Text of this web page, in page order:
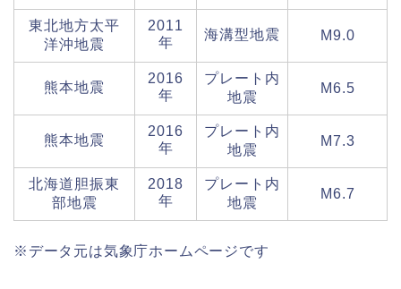
東北地方太平
洋沖地震
2011
年
海溝型地震 M9.0
熊本地震
2016
年
プレート内
地震
M6.5
熊本地震
2016
年
プレート内
地震
M7.3
北海道胆振東
部地震
2018
年
プレート内
地震
M6.7
※データ元は気象庁ホームページです